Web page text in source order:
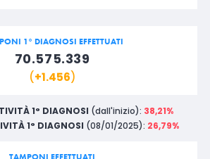
1° DIAGNOSI EFFETTUATI
70.575.339
(+1.456)
1° DIAGNOSI (dall'inizio): 38,21%
1° DIAGNOSI (08/01/2025): 26,79%